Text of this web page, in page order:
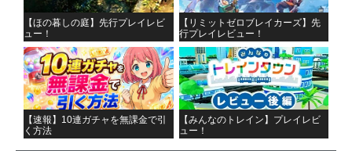
【ほの暮しの庭】先行プレイレビ
ュー！
【リミットゼロブレイカーズ】先
行プレイレビュー！
【速報】10連ガチャを無課金で引
く方法
【みんなのトレイン】プレイレビ
ュー！